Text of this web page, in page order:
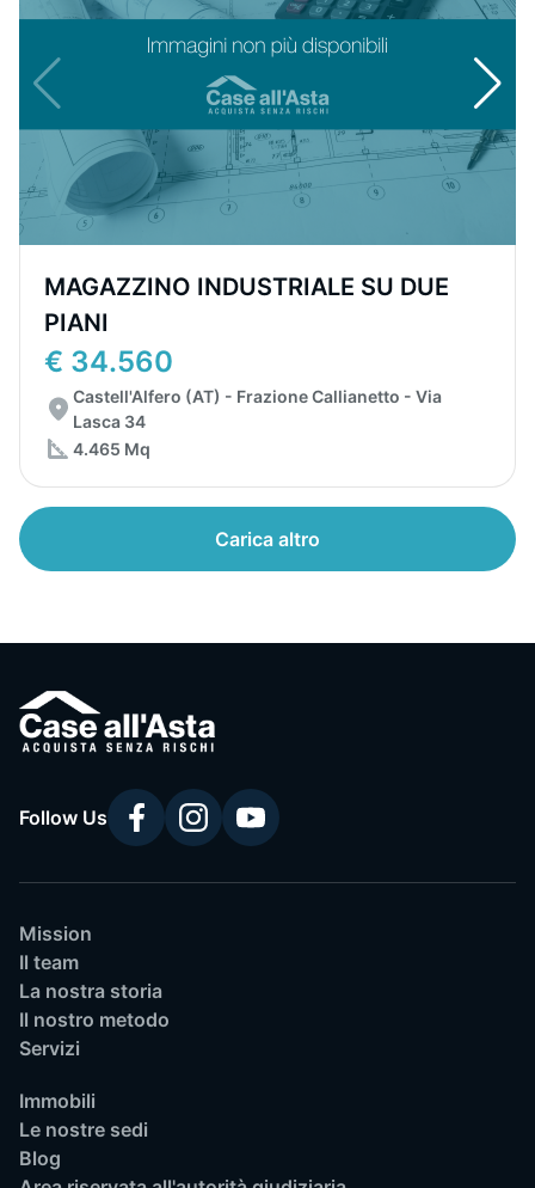
MAGAZZINO INDUSTRIALE SU DUE
PIANI
€ 34.560
Castell'Alfero (AT) - Frazione Callianetto - Via
Lasca 34
4.465 Mq
Carica altro
Follow Us
Mission
Il team
La nostra storia
Il nostro metodo
Servizi
Immobili
Le nostre sedi
Blog